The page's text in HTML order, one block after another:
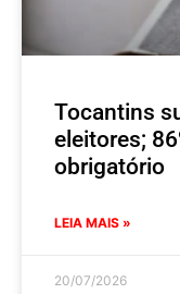
Tocantins
eleitores;
obrigatório
LEIA MAIS »
20/07/2026